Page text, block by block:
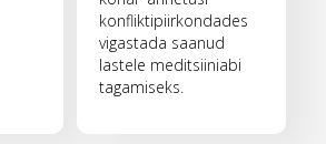
konfliktipiirkondades
vigastada saanud
lastele meditsiiniabi
tagamiseks.